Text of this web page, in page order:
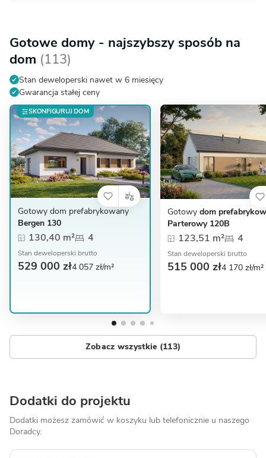
Gotowe domy - najszybszy sposób na
dom (113)
Stan deweloperski nawet w 6 miesięcy
Gwarancja stałej ceny
SKONFIGURUJ DOM
Gotowy dom prefabrykowany
Bergen 130
130,40 m² 4
Stan deweloperski brutto
529 000 zł4 057 zł/m²
Gotowy dom
Parterowy 120B
123,51 m² 4
Stan deweloperski brutto
515 000 zł4 170 zł/m²
Zobacz wszystkie (113)
Dodatki do projektu
Dodatki możesz zamówić w koszyku lub telefonicznie u naszego
Doradcy.